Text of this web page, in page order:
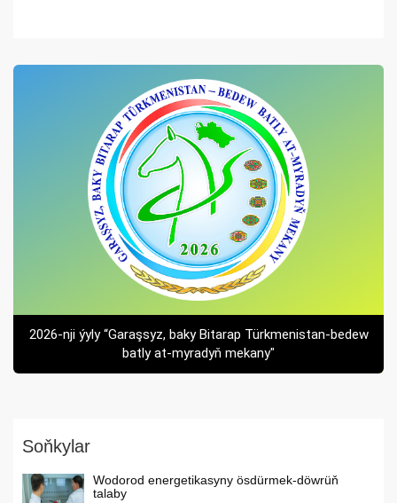
2026-nji ýyly “Garaşsyz, baky Bitarap Türkmenistan-bedew
batly at-myradyň mekany"
Soňkylar
Wodorod energetikasyny ösdürmek-döwrüň
talaby